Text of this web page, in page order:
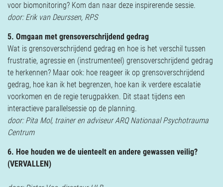
voor biomonitoring? Kom dan naar deze inspirerende sessie.
door: Erik van Deurssen, RPS
5. Omgaan met grensoverschrijdend gedrag
Wat is grensoverschrijdend gedrag en hoe is het verschil tussen
frustratie, agressie en (instrumenteel) grensoverschrijdend gedrag
te herkennen? Maar ook: hoe reageer ik op grensoverschrijdend
gedrag, hoe kan ik het begrenzen, hoe kan ik verdere escalatie
voorkomen en de regie terugpakken. Dit staat tijdens een
interactieve parallelsessie op de planning.
door: Pita Mol, trainer en adviseur ARQ Nationaal Psychotrauma
Centrum
6. Hoe houden we de uienteelt en andere gewassen veilig?
(VERVALLEN)